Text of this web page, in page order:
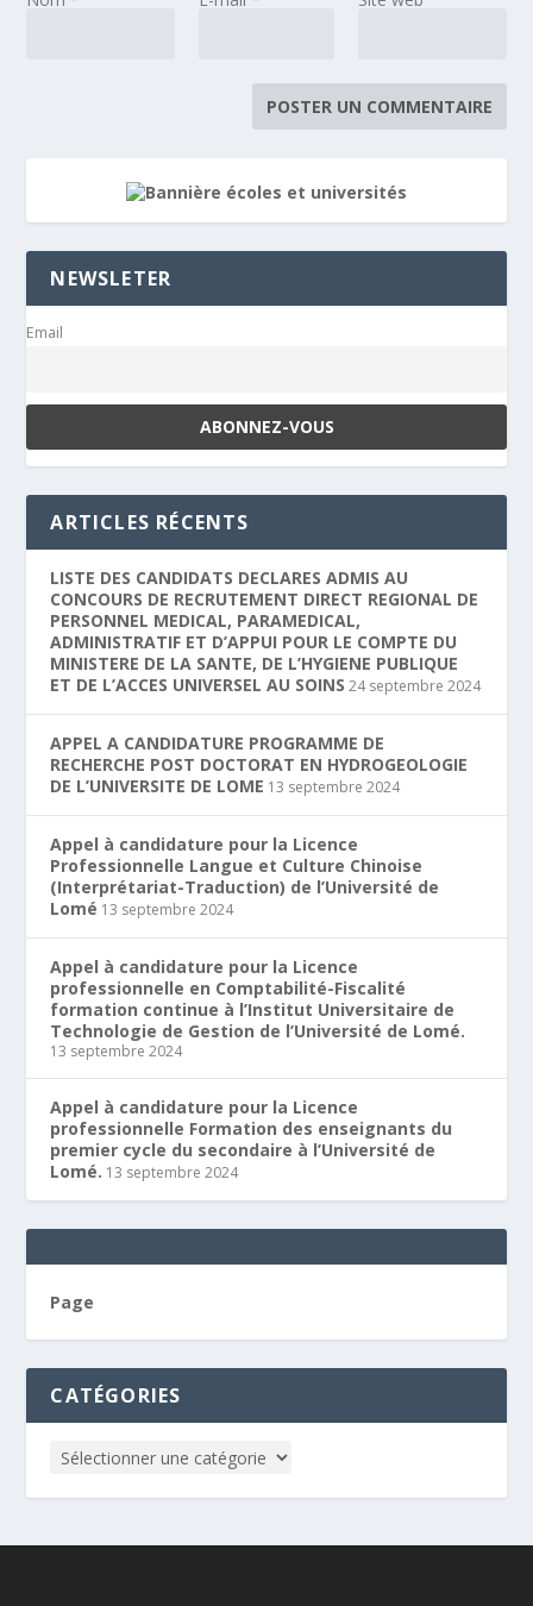
NEWSLETER
Email
ARTICLES RÉCENTS
LISTE DES CANDIDATS DECLARES ADMIS AU
CONCOURS DE RECRUTEMENT DIRECT REGIONAL DE
PERSONNEL MEDICAL, PARAMEDICAL,
ADMINISTRATIF ET D’APPUI POUR LE COMPTE DU
MINISTERE DE LA SANTE, DE L’HYGIENE PUBLIQUE
ET DE L’ACCES UNIVERSEL AU SOINS 24 septembre 2024
APPEL A CANDIDATURE PROGRAMME DE
RECHERCHE POST DOCTORAT EN HYDROGEOLOGIE
DE L’UNIVERSITE DE LOME 13 septembre 2024
Appel à candidature pour la Licence
Professionnelle Langue et Culture Chinoise
(Interprétariat-Traduction) de l’Université de
Lomé 13 septembre 2024
Appel à candidature pour la Licence
professionnelle en Comptabilité-Fiscalité
formation continue à l’Institut Universitaire de
Technologie de Gestion de l’Université de Lomé.
13 septembre 2024
Appel à candidature pour la Licence
professionnelle Formation des enseignants du
premier cycle du secondaire à l’Université de
Lomé. 13 septembre 2024
Page
CATÉGORIES